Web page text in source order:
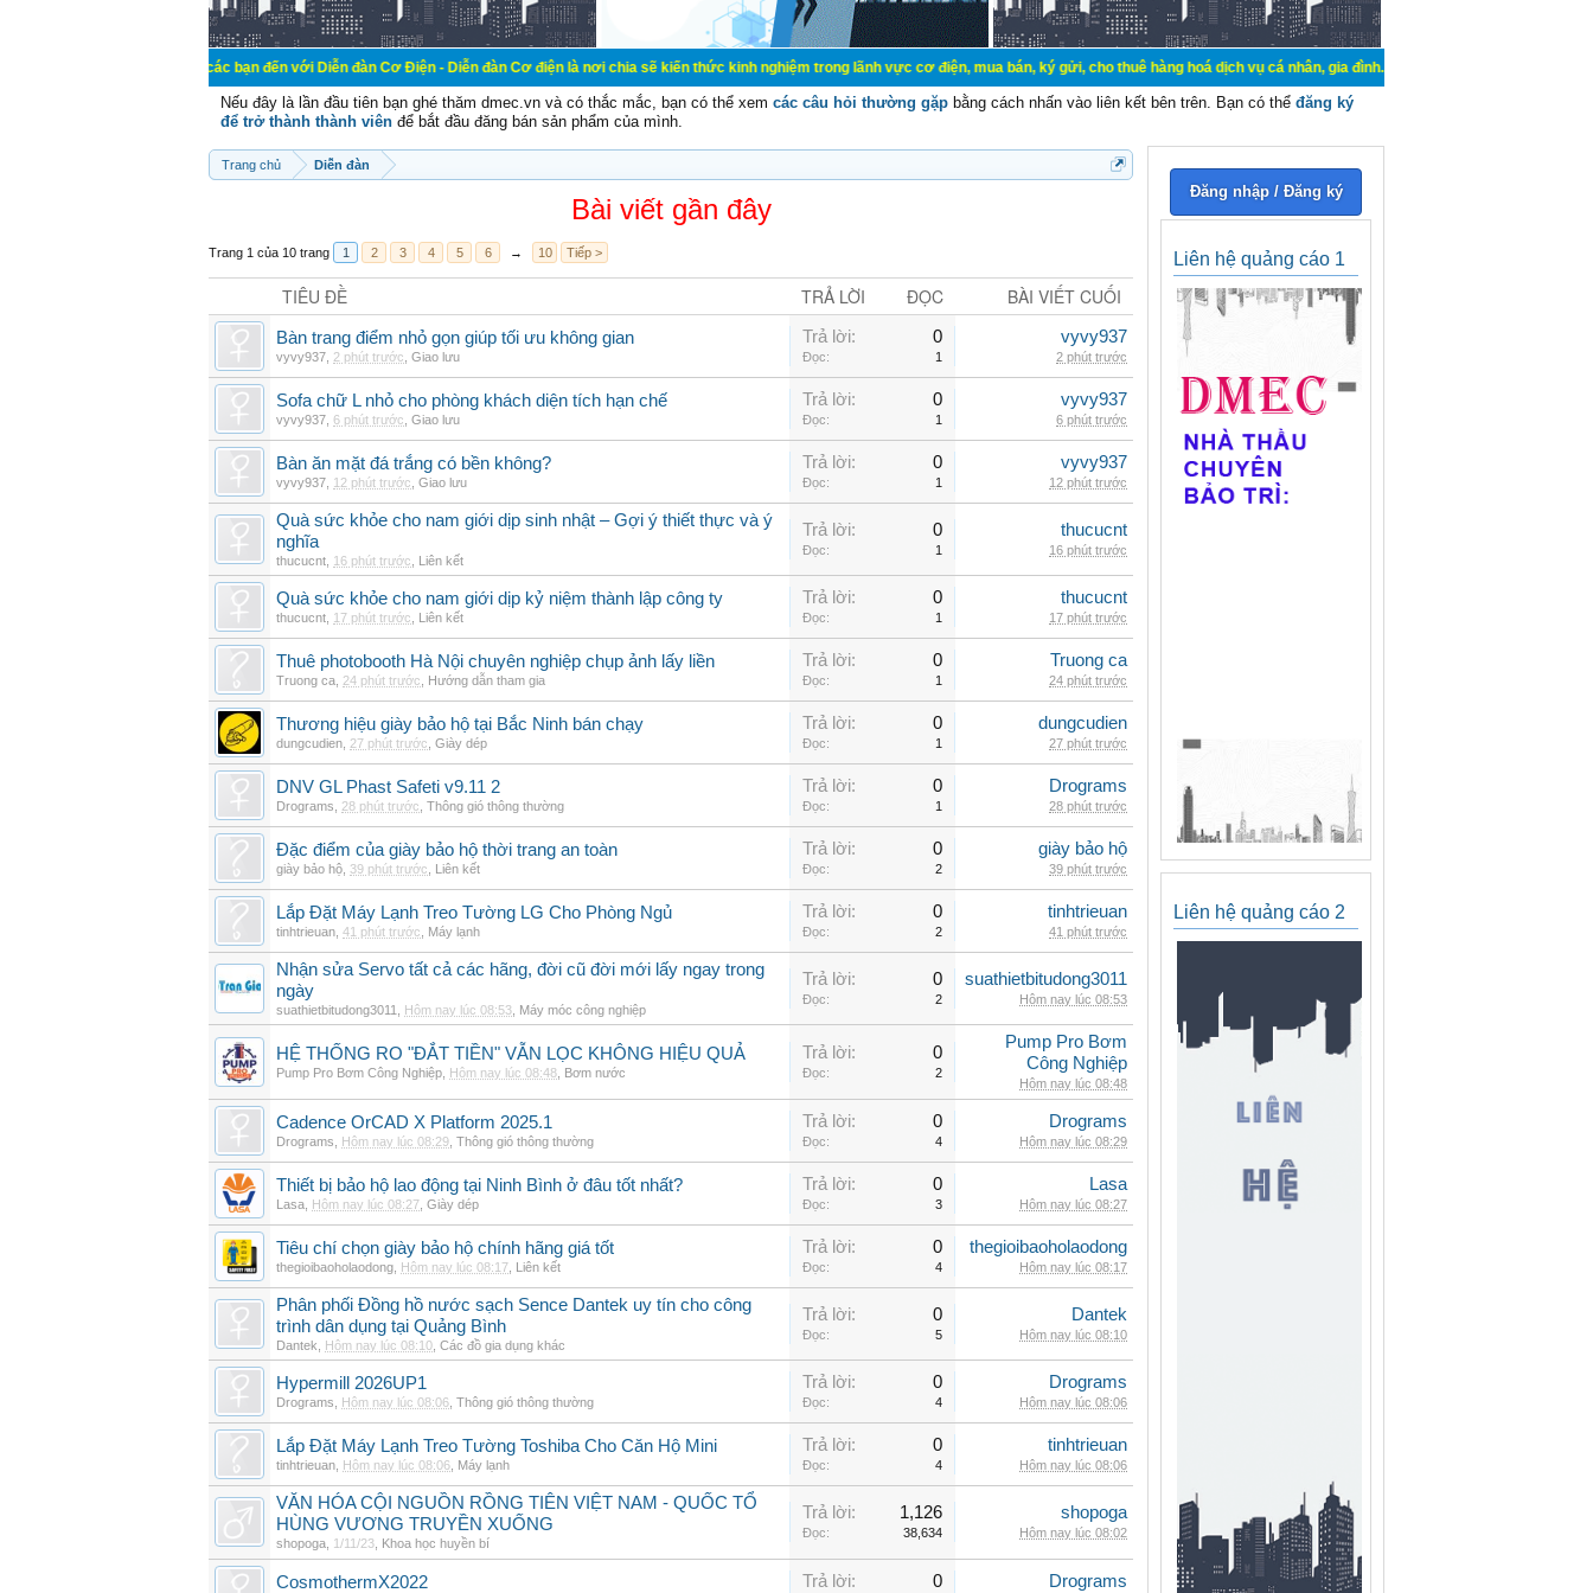
Chào mừng các bạn đến với Diễn đàn Cơ Điện - Diễn đàn Cơ điện là nơi chia sẽ kiến thức kinh nghiệm trong lãnh vực cơ điện, mua bán, ký gửi, cho thuê hàng hoá dịch vụ cá nhân, gia đình. Mua bán, ký gửi, cho thuê thiết bị hệ
Nếu đây là lần đầu tiên bạn ghé thăm dmec.vn và có thắc mắc, bạn có thể xem các câu hỏi thường gặp bằng cách nhấn vào liên kết bên trên. Bạn có thể đăng ký
để trở thành thành viên để bắt đầu đăng bán sản phẩm của mình.
Trang chủ Diễn đàn
Bài viết gần đây
Trang 1 của 10 trang 1 2 3 4 5 6 → 10 Tiếp >
TIÊU ĐỀ TRẢ LỜI ĐỌC BÀI VIẾT CUỐI
Bàn trang điểm nhỏ gọn giúp tối ưu không gian
vyvy937 2 phút trước Giao lưu
Trả lời: 0
Đọc: 1
vyvy937
2 phút trước
Sofa chữ L nhỏ cho phòng khách diện tích hạn chế
vyvy937 6 phút trước Giao lưu
Trả lời: 0
Đọc: 1
vyvy937
6 phút trước
Bàn ăn mặt đá trắng có bền không?
vyvy937 12 phút trước Giao lưu
Trả lời: 0
Đọc: 1
vyvy937
12 phút trước
Quà sức khỏe cho nam giới dịp sinh nhật – Gợi ý thiết thực và ý
nghĩa
thucucnt 16 phút trước Liên kết
Trả lời: 0
Đọc: 1
thucucnt
16 phút trước
Quà sức khỏe cho nam giới dịp kỷ niệm thành lập công ty
thucucnt 17 phút trước Liên kết
Trả lời: 0
Đọc: 1
thucucnt
17 phút trước
Thuê photobooth Hà Nội chuyên nghiệp chụp ảnh lấy liền
Truong ca 24 phút trước Hướng dẫn tham gia
Trả lời: 0
Đọc: 1
Truong ca
24 phút trước
Thương hiệu giày bảo hộ tại Bắc Ninh bán chạy
dungcudien 27 phút trước Giày dép
Trả lời: 0
Đọc: 1
dungcudien
27 phút trước
DNV GL Phast Safeti v9.11 2
Drograms 28 phút trước Thông gió thông thường
Trả lời: 0
Đọc: 1
Drograms
28 phút trước
Đặc điểm của giày bảo hộ thời trang an toàn
giày bảo hộ 39 phút trước Liên kết
Trả lời: 0
Đọc: 2
giày bảo hộ
39 phút trước
Lắp Đặt Máy Lạnh Treo Tường LG Cho Phòng Ngủ
tinhtrieuan 41 phút trước Máy lạnh
Trả lời: 0
Đọc: 2
tinhtrieuan
41 phút trước
Nhận sửa Servo tất cả các hãng, đời cũ đời mới lấy ngay trong
ngày
suathietbitudong3011 Hôm nay lúc 08:53 Máy móc công nghiệp
Trả lời: 0
Đọc: 2
suathietbitudong3011
Hôm nay lúc 08:53
HỆ THỐNG RO "ĐẮT TIỀN" VẪN LỌC KHÔNG HIỆU QUẢ
Pump Pro Bơm Công Nghiệp Hôm nay lúc 08:48 Bơm nước
Trả lời: 0
Đọc: 2
Pump Pro Bơm
Công Nghiệp
Hôm nay lúc 08:48
Cadence OrCAD X Platform 2025.1
Drograms Hôm nay lúc 08:29 Thông gió thông thường
Trả lời: 0
Đọc: 4
Drograms
Hôm nay lúc 08:29
Thiết bị bảo hộ lao động tại Ninh Bình ở đâu tốt nhất?
Lasa Hôm nay lúc 08:27 Giày dép
Trả lời: 0
Đọc: 3
Lasa
Hôm nay lúc 08:27
Tiêu chí chọn giày bảo hộ chính hãng giá tốt
thegioibaoholaodong Hôm nay lúc 08:17 Liên kết
Trả lời: 0
Đọc: 4
thegioibaoholaodong
Hôm nay lúc 08:17
Phân phối Đồng hồ nước sạch Sence Dantek uy tín cho công
trình dân dụng tại Quảng Bình
Dantek Hôm nay lúc 08:10 Các đồ gia dụng khác
Trả lời: 0
Đọc: 5
Dantek
Hôm nay lúc 08:10
Hypermill 2026UP1
Drograms Hôm nay lúc 08:06 Thông gió thông thường
Trả lời: 0
Đọc: 4
Drograms
Hôm nay lúc 08:06
Lắp Đặt Máy Lạnh Treo Tường Toshiba Cho Căn Hộ Mini
tinhtrieuan Hôm nay lúc 08:06 Máy lạnh
Trả lời: 0
Đọc: 4
tinhtrieuan
Hôm nay lúc 08:06
VĂN HÓA CỘI NGUỒN RỒNG TIÊN VIỆT NAM - QUỐC TỔ
HÙNG VƯƠNG TRUYỀN XUỐNG
shopoga 1/11/23 Khoa học huyền bí
Trả lời: 1,126
Đọc: 38,634
shopoga
Hôm nay lúc 08:02
CosmothermX2022 Trả lời: 0 Drograms
Đăng nhập / Đăng ký
Liên hệ quảng cáo 1
Liên hệ quảng cáo 2